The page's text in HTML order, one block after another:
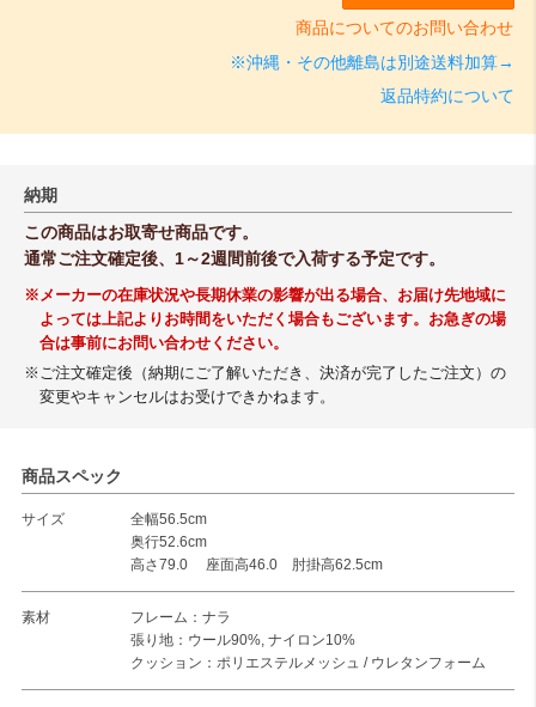
商品についてのお問い合わせ
※沖縄・その他離島は別途送料加算→
返品特約について
納期
この商品はお取寄せ商品です。
通常ご注文確定後、1～2週間前後で入荷する予定です。
※メーカーの在庫状況や長期休業の影響が出る場合、お届け先地域に
よっては上記よりお時間をいただく場合もございます。お急ぎの場
合は事前にお問い合わせください。
※ご注文確定後（納期にご了解いただき、決済が完了したご注文）の
変更やキャンセルはお受けできかねます。
商品スペック
サイズ
全幅56.5cm
奥行52.6cm
高さ79.0 座面高46.0 肘掛高62.5cm
素材
フレーム：ナラ
張り地：ウール90%, ナイロン10%
クッション：ポリエステルメッシュ / ウレタンフォーム